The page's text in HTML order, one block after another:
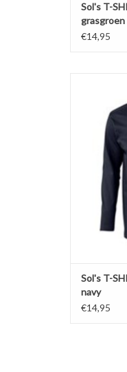
Sol's T-
grasgroen
€14,95
en
Gemaakt
Sol's T-
navy
€14,95